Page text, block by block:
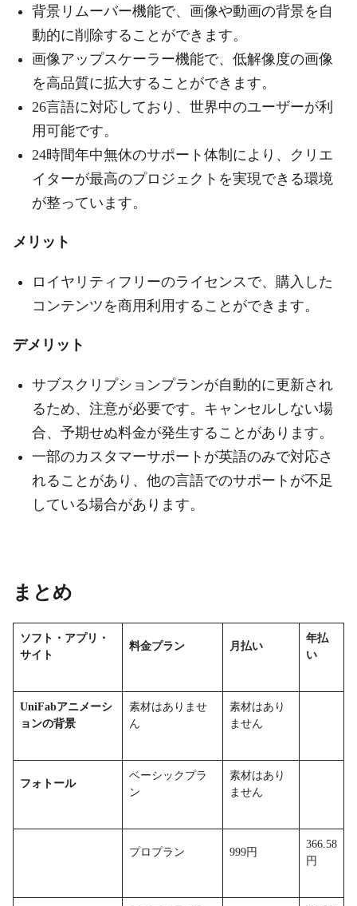
背景リムーバー機能で、画像や動画の背景を自
動的に削除することができます。
画像アップスケーラー機能で、低解像度の画像
を高品質に拡大することができます。
26言語に対応しており、世界中のユーザーが利
用可能です。
24時間年中無休のサポート体制により、クリエ
イターが最高のプロジェクトを実現できる環境
が整っています。
メリット
ロイヤリティフリーのライセンスで、購入した
コンテンツを商用利用することができます。
デメリット
サブスクリプションプランが自動的に更新され
るため、注意が必要です。キャンセルしない場
合、予期せぬ料金が発生することがあります。
一部のカスタマーサポートが英語のみで対応さ
れることがあり、他の言語でのサポートが不足
している場合があります。
まとめ
ソフト・アプリ・
サイト
料金プラン 月払い
年払
い
UniFabアニメーシ
ョンの背景
素材はありませ
ん
素材はあり
ません
フォトール
ベーシックプラ
ン
素材はあり
ません
プロプラン 999円
366.58
円